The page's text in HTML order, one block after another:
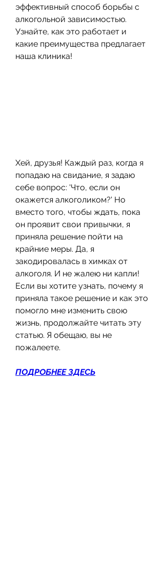
эффективный способ борьбы с
алкогольной зависимостью.
Узнайте, как это работает и
какие преимущества предлагает
наша клиника!
Хей, друзья! Каждый раз, когда я
попадаю на свидание, я задаю
себе вопрос: 'Что, если он
окажется алкоголиком?' Но
вместо того, чтобы ждать, пока
он проявит свои привычки, я
приняла решение пойти на
крайние меры. Да, я
закодировалась в химках от
алкоголя. И не жалею ни капли!
Если вы хотите узнать, почему я
приняла такое решение и как это
помогло мне изменить свою
жизнь, продолжайте читать эту
статью. Я обещаю, вы не
пожалеете.
ПОДРОБНЕЕ ЗДЕСЬ